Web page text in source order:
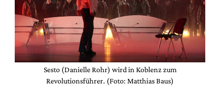
Sesto (Danielle Rohr) wird in Koblenz zum
Revolutionsführer. (Foto: Matthias Baus)